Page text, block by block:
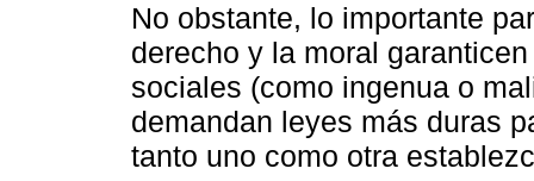
No obstante, lo importante
derecho y la moral
sociales (como ingenua o
demandan leyes más duras
tanto uno como otra